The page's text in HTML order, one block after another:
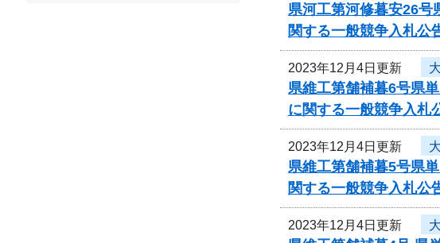
県河工第河修暮安26
関する一般競争入札公
2023年12月4日更新
県維工第舗補暮6号県
に関する一般競争入札
2023年12月4日更新
県維工第舗補暮5号県
関する一般競争入札公
2023年12月4日更新